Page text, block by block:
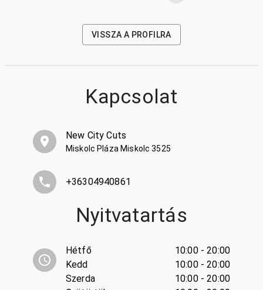
VISSZA A PROFILRA
Kapcsolat
New City Cuts
Miskolc Pláza Miskolc 3525
+36304940861
Nyitvatartás
Hétfő
Kedd
Szerda
10:00 - 20:00
10:00 - 20:00
10:00 - 20:00